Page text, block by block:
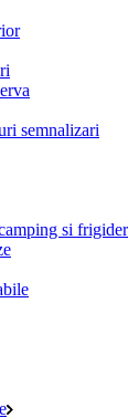
semnalizari
si